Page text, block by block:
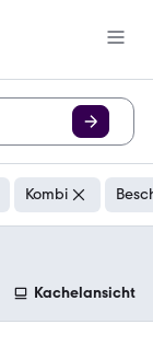
Kombi
Kachelansicht